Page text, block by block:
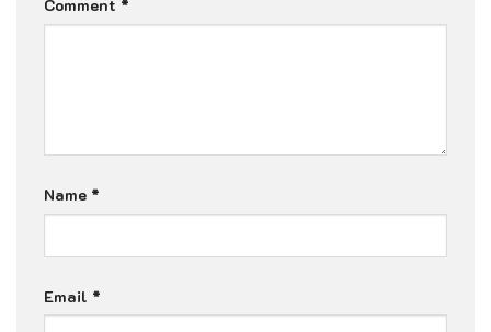
Comment *
Name *
Email *